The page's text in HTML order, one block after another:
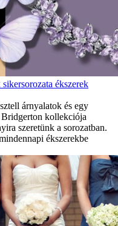
ékszerek
árnyalatok és egy
kollekciója
szeretünk a sorozatban.
ékszerekbe